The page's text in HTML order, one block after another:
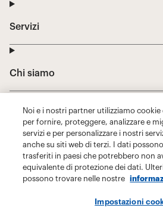
Noi e i nostri partner utilizziamo
per fornire, proteggere, analizzare e
servizi e per personalizzare i nostri
anche su siti web di terzi. I dati
trasferiti in paesi che potrebbero non
equivalente di protezione dei dati.
possono trovare nelle nostre
Impostazioni